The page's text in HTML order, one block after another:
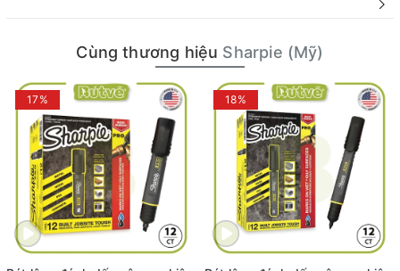
Bút Gel đầu bấm
Ứng dụng Viết, ghi chú, ký tên...
Giới thiệu về thương hiệu bút Sharpie
(Mỹ)
Cùng thương hiệu Sharpie (Mỹ)
17% 18%